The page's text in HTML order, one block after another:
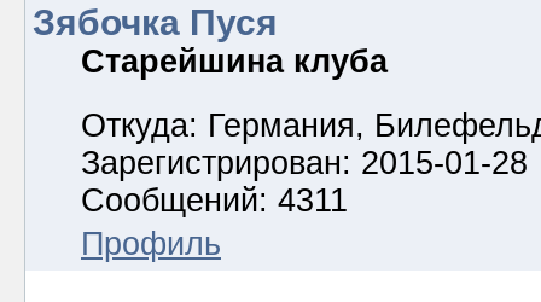
Зябочка Пуся
Старейшина клуба
Откуда: Германия,
Зарегистрирован: 2015-01-28
Сообщений: 4311
Профиль